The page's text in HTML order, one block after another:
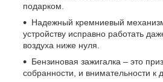
подарком.
Надежный кремниевый
устройству исправно работать
воздуха ниже нуля.
Бензиновая зажигалка – это
собранности, и внимательности к